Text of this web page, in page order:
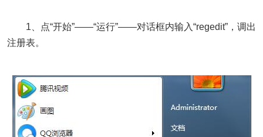
1、点“开始”——“运行”——对话框内输入“regedit”，调出
注册表。